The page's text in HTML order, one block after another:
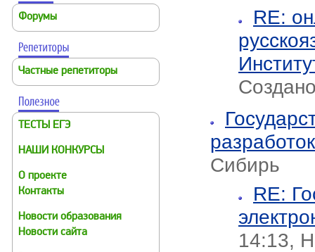
Форумы
Частные репетиторы
ТЕСТЫ ЕГЭ
НАШИ КОНКУРСЫ
О проекте
Контакты
Новости образования
Новости сайта
RE:
разработок
Сибирь
RE:
14:13,